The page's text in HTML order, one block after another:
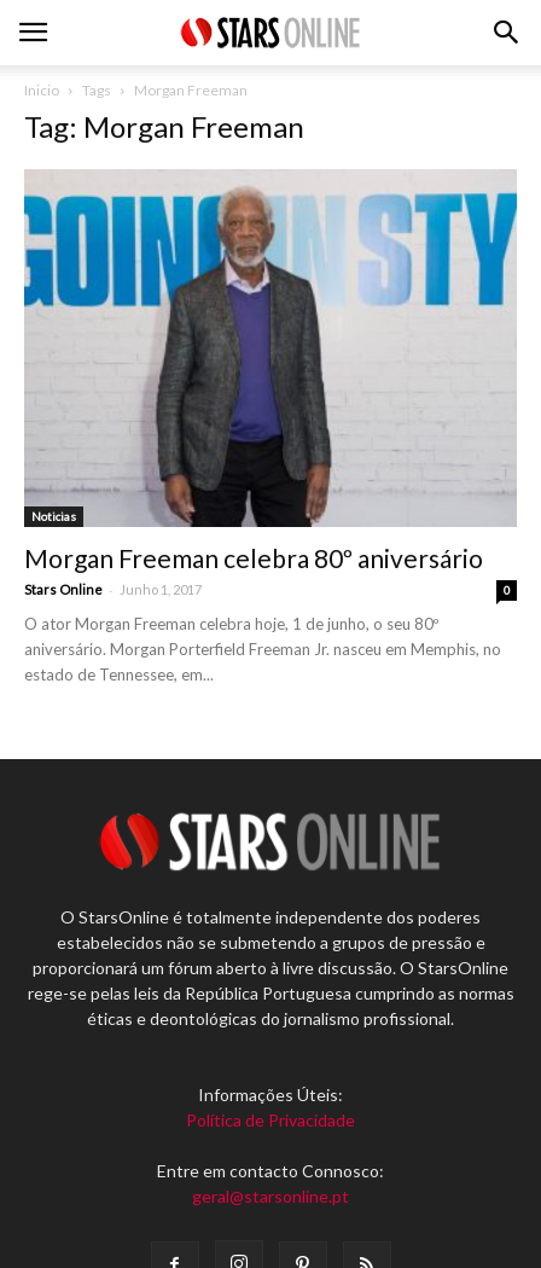
Inicio Tags Morgan Freeman
Tag: Morgan Freeman
Noticias
Morgan Freeman celebra 80º aniversário
Stars Online - Junho 1, 2017 0
O ator Morgan Freeman celebra hoje, 1 de junho, o seu 80º
aniversário. Morgan Porterfield Freeman Jr. nasceu em Memphis, no
estado de Tennessee, em...
O StarsOnline é totalmente independente dos poderes
estabelecidos não se submetendo a grupos de pressão e
proporcionará um fórum aberto à livre discussão. O StarsOnline
rege-se pelas leis da República Portuguesa cumprindo as normas
éticas e deontológicas do jornalismo profissional.
Informações Úteis:
Política de Privacidade
Entre em contacto Connosco:
geral@starsonline.pt